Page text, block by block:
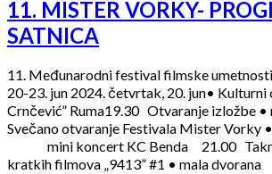
11. MISTER VORKY-
SATNICA
11. Međunarodni festival filmske
20-23. jun 2024. četvrtak, 20. jun• Kulturni
Crnčević” Ruma19.30 Otvaranje izložbe •
Svečano otvaranje Festivala Mister Vorky
mini koncert KC Benda 21.00
kratkih filmova „9413” #1 • mala